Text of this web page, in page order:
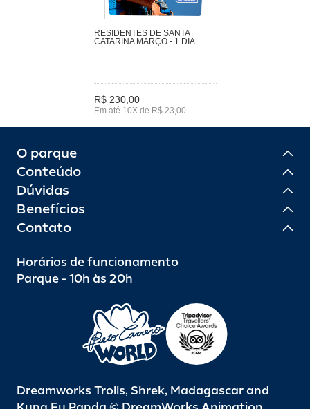
RESIDENTES DE SANTA
CATARINA MARÇO - 1 DIA
R$ 230,00
Em até 10X de R$ 23,00
O parque
Conteúdo
Dúvidas
Benefícios
Contato
Horários de funcionamento
Parque - 10h às 20h
Dreamworks Trolls, Shrek, Madagascar and